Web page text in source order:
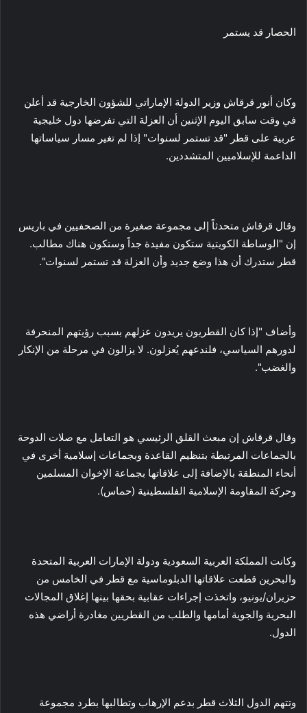
الحصار قد يستمر
وكان أنور قرقاش وزير الدولة الإماراتي للشؤون الخارجية قد أعلن
في وقت سابق اليوم الإثنين أن العزلة التي تفرضها دول خليجية
عربية على قطر "قد تستمر لسنوات" إذا لم تغير مسار سياساتها
الداعمة للإسلاميين المتشددين.
وقال قرقاش متحدثاً إلى مجموعة صغيرة من الصحفيين في باريس
إن "الوساطة الكويتية ستكون مفيدة جداً وستكون هناك مطالب.
قطر ستدرك أن هذا وضع جديد وأن العزلة قد تستمر لسنوات".
وأضاف "إذا كان القطريون يريدون عزلهم بسبب رؤيتهم المنحرفة
لدورهم السياسي، فلندعهم يُعزلون. لا يزالون في مرحلة من الإنكار
والغضب".
وقال قرقاش إن مبعث القلق الرئيسي هو التعامل مع صلات الدوحة
بالجماعات المرتبطة بتنظيم القاعدة وبجماعات إسلامية أخرى في
أنحاء المنطقة بالإضافة إلى علاقاتها بجماعة الإخوان المسلمين
وحركة المقاومة الإسلامية الفلسطينية (حماس).
وكانت المملكة العربية السعودية ودولة الإمارات العربية المتحدة
والبحرين قطعت علاقاتها الدبلوماسية مع قطر في الخامس من
حزيران/يونيو، واتخذت إجراءات عقابية بحقها بينها إغلاق المجالات
البحرية والجوية أمامها والطلب من القطريين مغادرة أراضي هذه
الدول.
وتتهم الدول الثلاث قطر بدعم الإرهاب وتطالبها بطرد مجموعة